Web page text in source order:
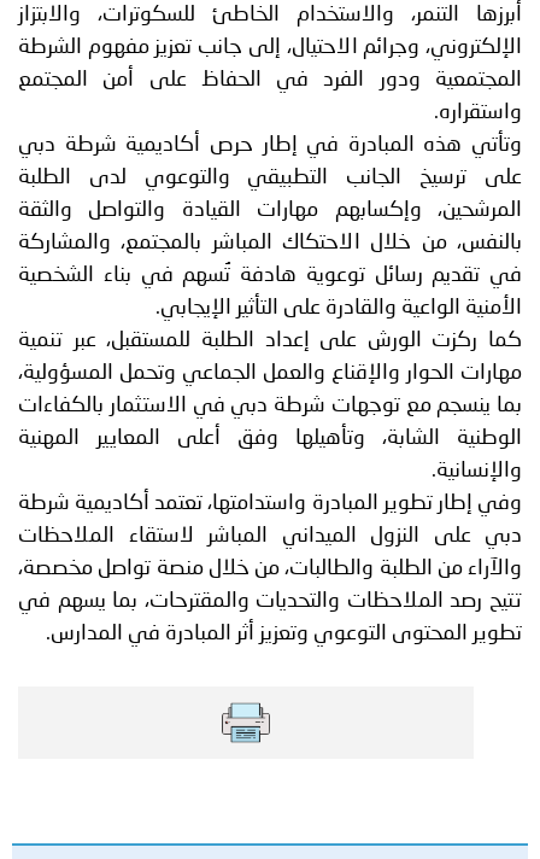
أبرزها التنمر، والاستخدام الخاطئ للسكوترات، والابتزاز
الإلكتروني، وجرائم الاحتيال، إلى جانب تعزيز مفهوم الشرطة
المجتمعية ودور الفرد في الحفاظ على أمن المجتمع
واستقراره.
وتأتي هذه المبادرة في إطار حرص أكاديمية شرطة دبي
على ترسيخ الجانب التطبيقي والتوعوي لدى الطلبة
المرشحين، وإكسابهم مهارات القيادة والتواصل والثقة
بالنفس، من خلال الاحتكاك المباشر بالمجتمع، والمشاركة
في تقديم رسائل توعوية هادفة تُسهم في بناء الشخصية
الأمنية الواعية والقادرة على التأثير الإيجابي.
كما ركزت الورش على إعداد الطلبة للمستقبل، عبر تنمية
مهارات الحوار والإقناع والعمل الجماعي وتحمل المسؤولية،
بما ينسجم مع توجهات شرطة دبي في الاستثمار بالكفاءات
الوطنية الشابة، وتأهيلها وفق أعلى المعايير المهنية
والإنسانية.
وفي إطار تطوير المبادرة واستدامتها، تعتمد أكاديمية شرطة
دبي على النزول الميداني المباشر لاستقاء الملاحظات
والآراء من الطلبة والطالبات، من خلال منصة تواصل مخصصة،
تتيح رصد الملاحظات والتحديات والمقترحات، بما يسهم في
تطوير المحتوى التوعوي وتعزيز أثر المبادرة في المدارس.